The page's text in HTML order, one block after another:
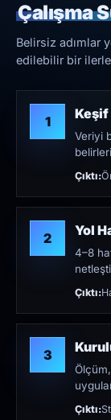
Çalışma
Belirsiz adımlar
edilebilir bir
1 Keşif
Veriyi
Çıktı:
2 Yol
4–8
Çıktı:
3
Çıktı: